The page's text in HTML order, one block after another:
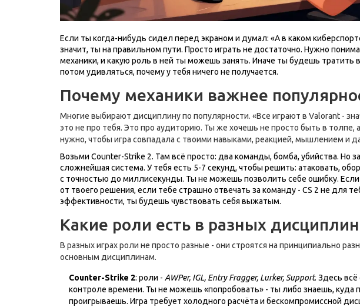
Если ты когда-нибудь сидел перед экраном и думал: «А в каком
значит, ты на правильном пути. Просто играть не достаточно. Нужно
механики, и какую роль в ней ты можешь занять. Иначе ты будешь тратить
потом удивляться, почему у тебя ничего не получается.
Почему механики важнее
Многие выбирают дисциплину по популярности. «Все играют в Valorant -
это не про тебя. Это про аудиторию. Ты же хочешь не просто быть в толпе,
нужно, чтобы игра совпадала с твоими навыками, реакцией, мышлением и
Возьми Counter-Strike 2. Там всё просто: два команды, бомба, убийства. Но
сложнейшая система. У тебя есть 5-7 секунд, чтобы решить: атаковать,
с точностью до миллисекунды. Ты не можешь позволить себе ошибку.
от твоего решения, если тебе страшно отвечать за команду - CS 2 не для
эффективности, ты будешь чувствовать себя выжатым.
Какие роли есть в разных
В разных играх роли не просто разные - они строятся на принципиально
основным дисциплинам.
Counter-Strike 2: роли - AWPer, IGL, Entry Fragger, Lurker, Support. Здесь всё
контроле времени. Ты не можешь «попробовать» - ты либо знаешь, куда
проигрываешь. Игра требует холодного расчёта и бескомпромиссной